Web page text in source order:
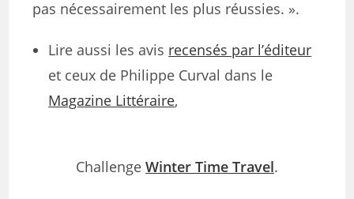
pas nécessairement les plus réussies. ».
Lire aussi les avis recensés par l’éditeur
et ceux de Philippe Curval dans le
Magazine Littéraire,
Challenge Winter Time Travel.